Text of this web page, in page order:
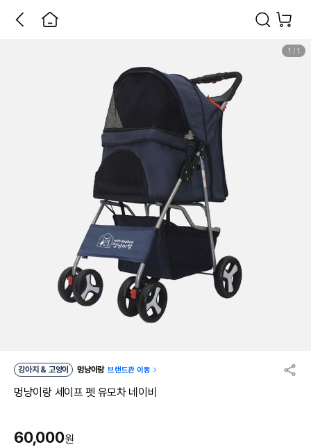
1 / 1
강아지 & 고양이 멍냥이랑 브랜드관 이동
멍냥이랑 세이프 펫 유모차 네이비
60,000원